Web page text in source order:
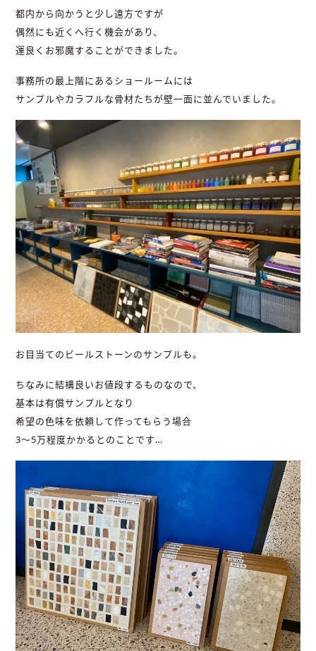
都内から向かうと少し遠方ですが
偶然にも近くへ行く機会があり、
運良くお邪魔することができました。
事務所の最上階にあるショールームには
サンプルやカラフルな骨材たちが壁一面に並んでいました。
お目当てのビールストーンのサンプルも。
ちなみに結構良いお値段するものなので、
基本は有償サンプルとなり
希望の色味を依頼して作ってもらう場合
3～5万程度かかるとのことです…